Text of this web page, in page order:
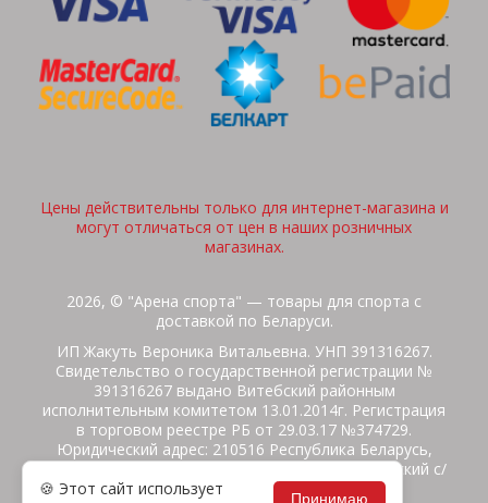
Цены действительны только для интернет-магазина и
могут отличаться от цен в наших розничных
магазинах.
2026, © "Арена спорта" — товары для спорта с
доставкой по Беларуси.
ИП Жакуть Вероника Витальевна. УНП 391316267.
Свидетельство о государственной регистрации №
391316267 выдано Витебский районным
исполнительным комитетом 13.01.2014г. Регистрация
в торговом реестре РБ от 29.03.17 №374729.
Юридический адрес: 210516 Республика Беларусь,
Витебская область, Витебский район, Бабиничский с/
с, аг.Ольгово, ул.Школьная
🍪 Этот сайт использует
Принимаю